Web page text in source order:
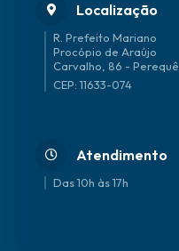
Localização
R. Prefeito Mariano
Procópio de Araújo
Carvalho, 86 - Perequê
CEP: 11633-074
Atendimento
Das 10h às 17h